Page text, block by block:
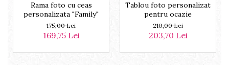
Rama foto cu ceas
personalizata "Family"
175,00 Lei
169,75 Lei
Tablou foto personalizat
pentru ocazie
210,00 Lei
203,70 Lei